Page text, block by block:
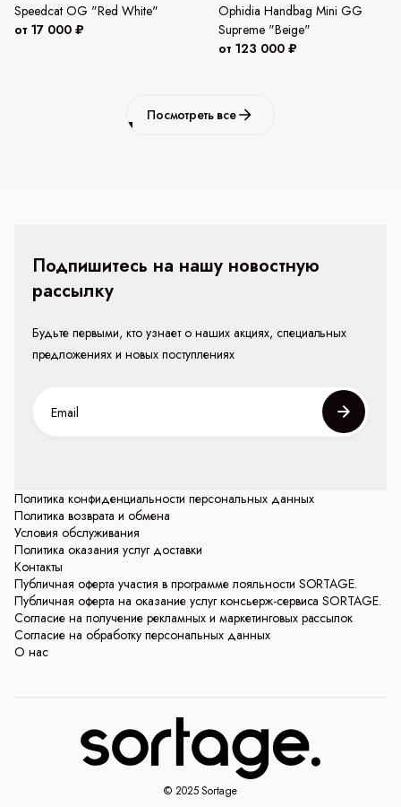
Speedcat OG "Red White"
от 17 000 ₽
Ophidia Handbag Mini GG
Supreme "Beige"
от 123 000 ₽
Посмотреть все
Политика конфиденциальности персональных данных
Политика возврата и обмена
Условия обслуживания
Политика оказания услуг доставки
Контакты
Публичная оферта участия в программе лояльности SORTAGE.
Публичная оферта на оказание услуг консьерж-сервиса SORTAGE.
Согласие на получение рекламных и маркетинговых рассылок
Согласие на обработку персональных данных
О нас
Подпишитесь на нашу новостную
рассылку
Будьте первыми, кто узнает о наших акциях, специальных
предложениях и новых поступлениях
© 2025 Sortage